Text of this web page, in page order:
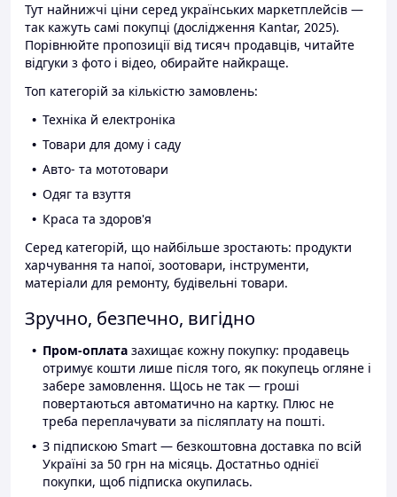
Тут найнижчі ціни серед українських маркетплейсів —
так кажуть самі покупці (дослідження Kantar, 2025).
Порівнюйте пропозиції від тисяч продавців, читайте
відгуки з фото і відео, обирайте найкраще.
Топ категорій за кількістю замовлень:
Техніка й електроніка
Товари для дому і саду
Авто- та мототовари
Одяг та взуття
Краса та здоров'я
Серед категорій, що найбільше зростають: продукти
харчування та напої, зоотовари, інструменти,
матеріали для ремонту, будівельні товари.
Зручно, безпечно, вигідно
Пром-оплата захищає кожну покупку: продавець
отримує кошти лише після того, як покупець огляне і
забере замовлення. Щось не так — гроші
повертаються автоматично на картку. Плюс не
треба переплачувати за післяплату на пошті.
З підпискою Smart — безкоштовна доставка по всій
Україні за 50 грн на місяць. Достатньо однієї
покупки, щоб підписка окупилась.